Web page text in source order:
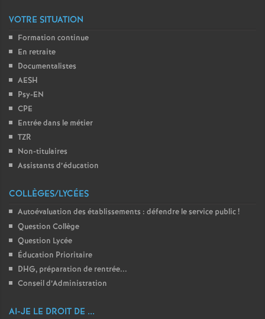
VOTRE SITUATION
Formation continue
En retraite
Documentalistes
AESH
Psy-EN
CPE
Entrée dans le métier
TZR
Non-titulaires
Assistants d’éducation
COLLÈGES/LYCÉES
Autoévaluation des établissements : défendre le service public!
Question Collège
Question Lycée
Éducation Prioritaire
DHG, préparation de rentrée...
Conseil d’Administration
AI-JE LE DROIT DE ...